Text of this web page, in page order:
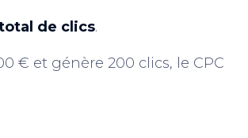
de clics.
€ et génère 200 clics, le CPC